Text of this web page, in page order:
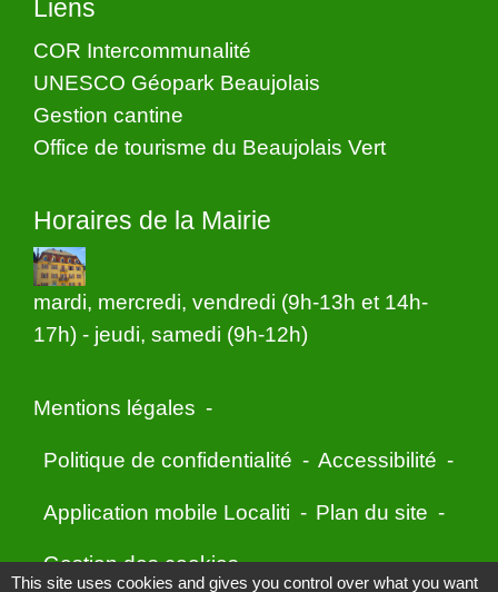
Liens
COR Intercommunalité
UNESCO Géopark Beaujolais
Gestion cantine
Office de tourisme du Beaujolais Vert
Horaires de la Mairie
mardi, mercredi, vendredi (9h-13h et 14h-
17h) - jeudi, samedi (9h-12h)
Mentions légales -
Politique de confidentialité - Accessibilité -
Application mobile Localiti - Plan du site -
Gestion des cookies
This site uses cookies and gives you control over what you want